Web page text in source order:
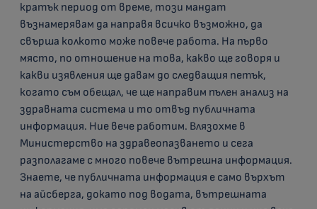
кратък период от време, този мандат
възнамерявам да направя всичко възможно, да
свърша колкото може повече работа. На първо
място, по отношение на това, какво ще говоря и
какви изявления ще давам до следващия петък,
когато съм обещал, че ще направим пълен анализ на
здравната система и то отвъд публичната
информация. Ние вече работим. Влязохме в
Министерство на здравеопазването и сега
разполагаме с много повече вътрешна информация.
Знаете, че публичната информация е само върхът
на айсберга, докато под водата, вътрешната